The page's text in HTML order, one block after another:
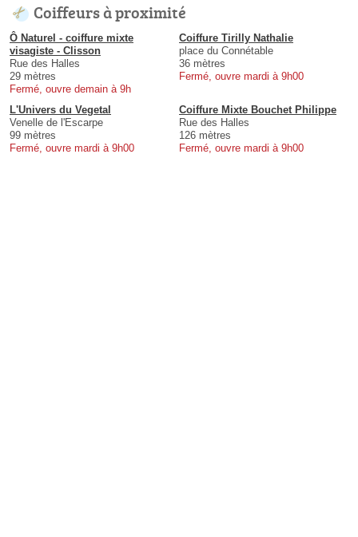
Coiffeurs à proximité
Ô Naturel - coiffure mixte
visagiste - Clisson
Rue des Halles
29 mètres
Fermé, ouvre demain à 9h
Coiffure Tirilly Nathalie
place du Connétable
36 mètres
Fermé, ouvre mardi à 9h00
L'Univers du Vegetal
Venelle de l'Escarpe
99 mètres
Fermé, ouvre mardi à 9h00
Coiffure Mixte Bouchet Philippe
Rue des Halles
126 mètres
Fermé, ouvre mardi à 9h00